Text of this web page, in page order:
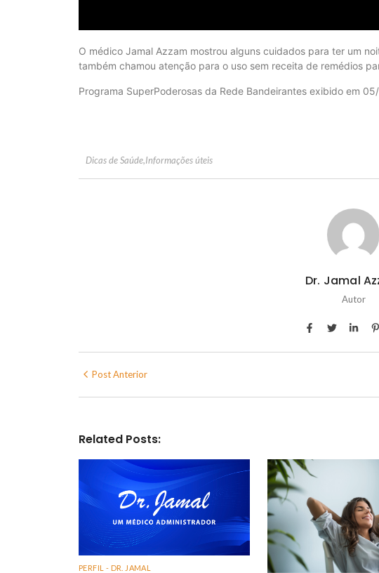
O médico Jamal Azzam mostrou alguns cuidados para ter um
também chamou atenção para o uso sem receita de remédios
Programa SuperPoderosas da Rede Bandeirantes exibido em
Dicas de Saúde,Informações úteis
Dr. Jamal
Autor
Post Anterior
Related Posts:
PERFIL - DR. JAMAL